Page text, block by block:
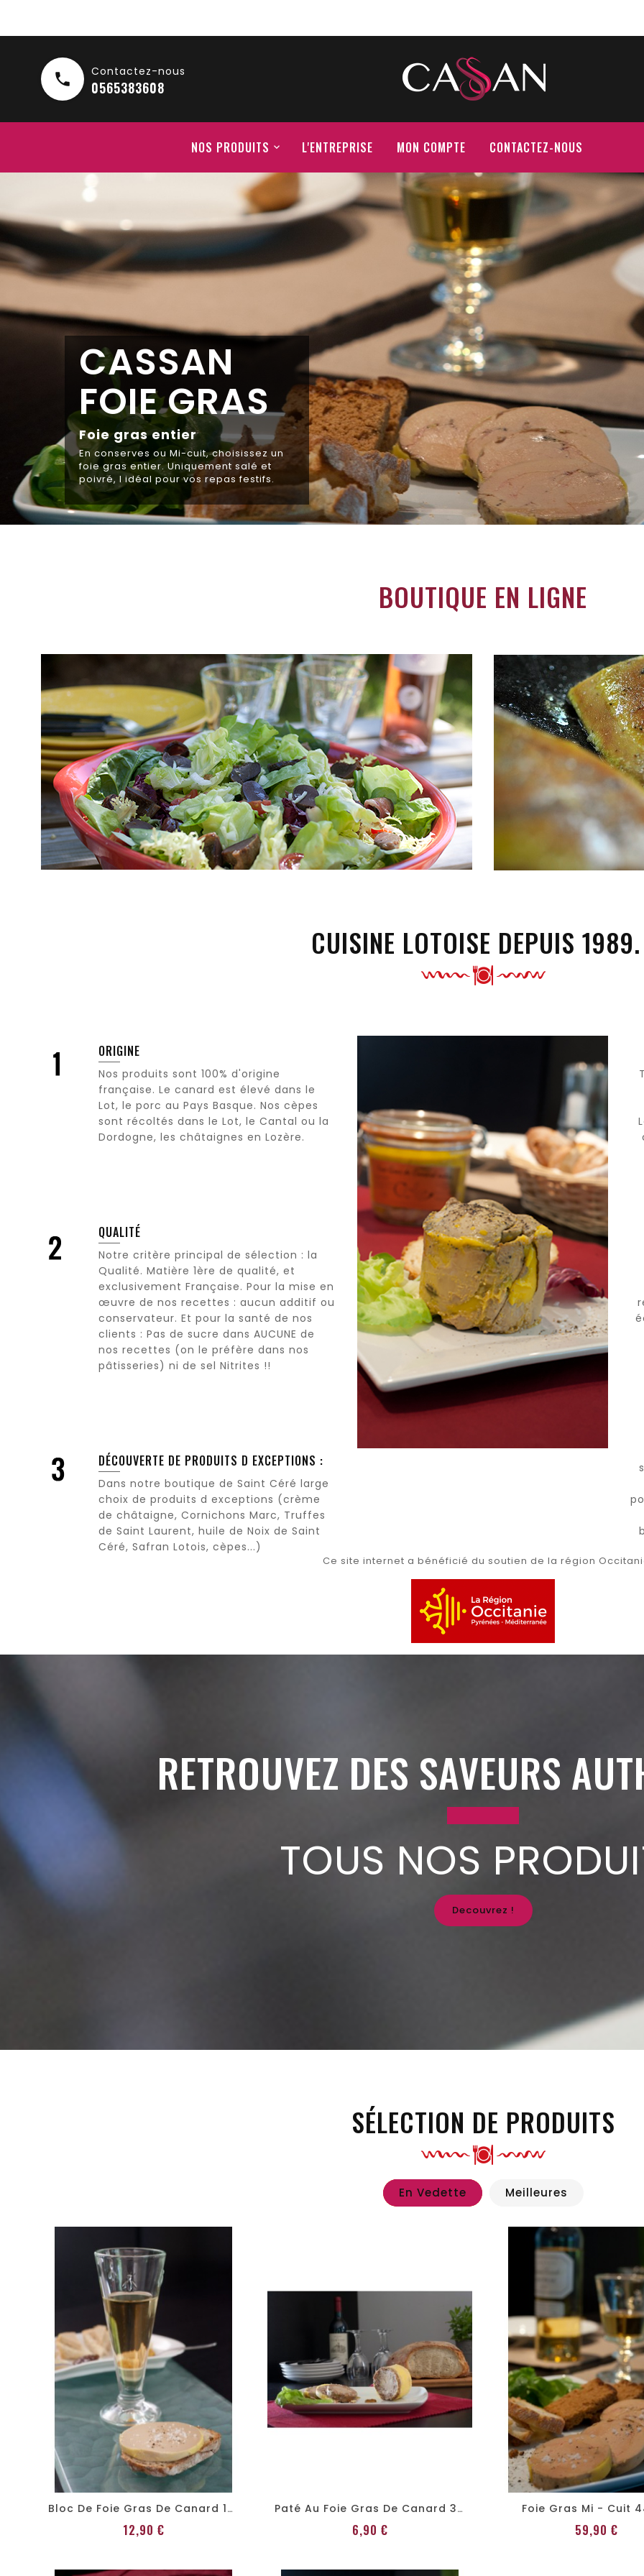
 Contactez-nous
0565383608
NOS PRODUITS L'ENTREPRISE MON COMPTE CONTACTEZ-NOUS
FIGUES AU
FOIE GRAS
Figues au foie gras, pour vos apéritif,
commande possible pour les fêtes de
fin d année
BOUTIQUE EN LIGNE
CUISINE LOTOISE DEPUIS
ORIGINE
Nos produits sont 100% d'origine
française. Le canard est élevé dans le
Lot, le porc au Pays Basque. Nos cèpes
sont récoltés dans le Lot, le Cantal ou la
Dordogne, les châtaignes en Lozère.
QUALITÉ
Notre critère principal de sélection : la
Qualité. Matière 1ère de qualité, et
exclusivement Française. Pour la mise en
œuvre de nos recettes : aucun additif ou
conservateur. Et pour la santé de nos
clients : Pas de sucre dans AUCUNE de
nos recettes (on le préfère dans nos
pâtisseries) ni de sel Nitrites !!
DÉCOUVERTE DE PRODUITS D EXCEPTIONS :
Dans notre boutique de Saint Céré large
choix de produits d exceptions (crème
de châtaigne, Cornichons Marc, Truffes
de Saint Laurent, huile de Noix de Saint
Céré, Safran Lotois, cèpes...)
Ce site internet a bénéficié du soutien de la région
RETROUVEZ DES SAVEURS
TOUS NOS
Decouvrez !
SÉLECTION DE PRODUITS
En Vedette Meilleures
Bloc De Foie Gras De Canard 130g
12,90 €Prix
Paté Au Foie Gras De Canard 30 % L'Incontournable, 4 Formats
6,90 €Prix
Foie Gras Mi - Cuit
59,90 €Prix